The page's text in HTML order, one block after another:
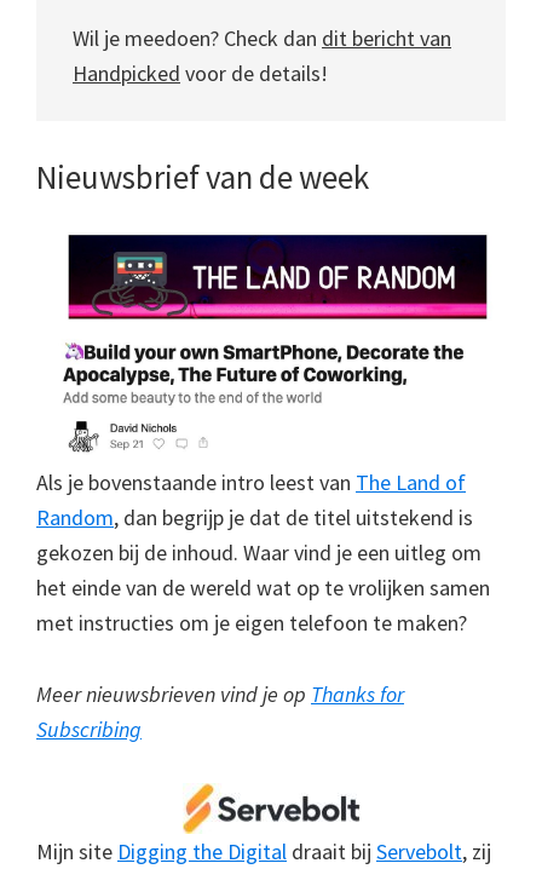
Wil je meedoen? Check dan dit bericht van
Handpicked voor de details!
Nieuwsbrief van de week
Als je bovenstaande intro leest van The Land of
Random, dan begrijp je dat de titel uitstekend is
gekozen bij de inhoud. Waar vind je een uitleg om
het einde van de wereld wat op te vrolijken samen
met instructies om je eigen telefoon te maken?
Meer nieuwsbrieven vind je op Thanks for
Subscribing
Mijn site Digging the Digital draait bij Servebolt, zij